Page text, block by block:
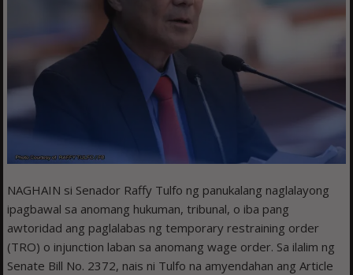
NAGHAIN si Senador Raffy Tulfo ng panukalang naglalayong
ipagbawal sa anomang hukuman, tribunal, o iba pang
awtoridad ang paglalabas ng temporary restraining order
(TRO) o injunction laban sa anomang wage order. Sa ilalim ng
Senate Bill No. 2372, nais ni Tulfo na amyendahan ang Article